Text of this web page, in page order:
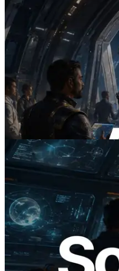
2026.07.04
ERPC, x402 지
에이전트가 필요
제하는 시대
이 글 읽기